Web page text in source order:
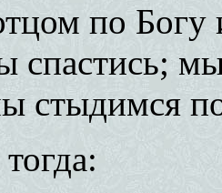
по Богу
спастись;
стыдимся